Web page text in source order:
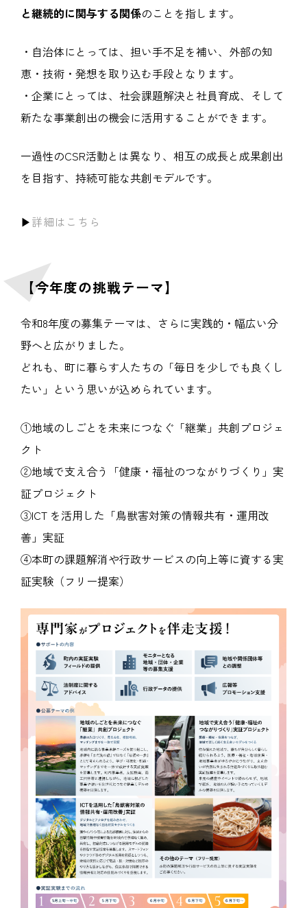
と継続的に関与する関係のことを指します。
・自治体にとっては、担い手不足を補い、外部の知
恵・技術・発想を取り込む手段となります。
・企業にとっては、社会課題解決と社員育成、そして
新たな事業創出の機会に活用することができます。
一過性のCSR活動とは異なり、相互の成長と成果創出
を目指す、持続可能な共創モデルです。
▶︎詳細はこちら
【今年度の挑戦テーマ】
令和8年度の募集テーマは、さらに実践的・幅広い分
野へと広がりました。
どれも、町に暮らす人たちの「毎日を少しでも良くし
たい」という思いが込められています。
①地域のしごとを未来につなぐ「継業」共創プロジェ
クト
②地域で支え合う「健康・福祉のつながりづくり」実
証プロジェクト
③ICT を活用した「鳥獣害対策の情報共有・運用改
善」実証
④本町の課題解消や行政サービスの向上等に資する実
証実験（フリー提案）